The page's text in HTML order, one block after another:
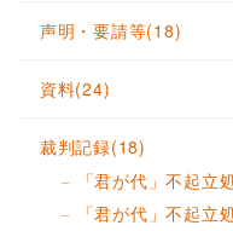
声明・要請等(18)
資料(24)
裁判記録(18)
「君が代」不起立
「君が代」不起立